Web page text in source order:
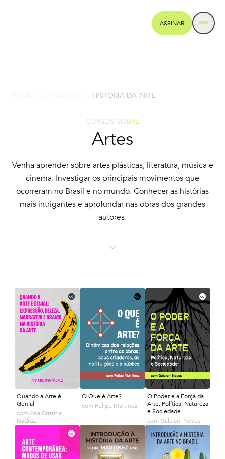
ASSINAR
HISTORIA DA ARTE
CURSOS SOBRE
Artes
Venha aprender sobre artes plásticas, literatura, música e
cinema. Investigar os principais movimentos que
ocorreram no Brasil e no mundo. Conhecer as histórias
mais intrigantes e aprofundar nas obras dos grandes
autores.
Quando a Arte é
Genial
com Ana Cristina
Nadruz
O Que é Arte?
com Felipe Martinez
O Poder e a Força da
Arte: Política, Natureza
e Sociedade
com Galciani Neves